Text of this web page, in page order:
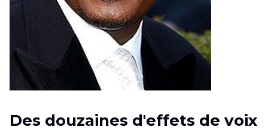
Des douzaines d'effets de voix